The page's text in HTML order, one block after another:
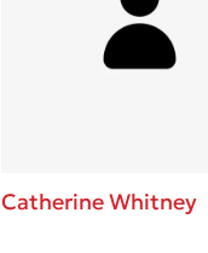
Catherine Whitney